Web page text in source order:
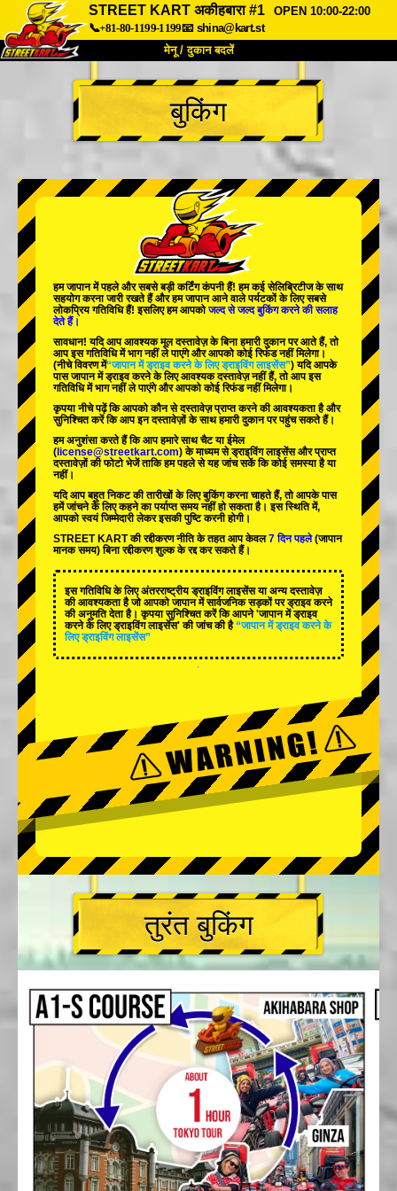
STREET KART अकीहबारा #1
OPEN 10:00-22:00
📞+81-80-1199-1199📧 shina@kart.st
मेनू / दुकान बदलें
TOP
हमारे बारे में विशेषताएँ कीमत
कंपनी बुकिंग
शाखा बदलें
टोक्यो अकीहबारा#2
टोक्यो शिबुया एनेक्स टोक्यो बे
टोक्यो असाकुसा
ओकिनावा
बुकिंग
हम जापान मेंपहलेऔरसबसे बड़ी कर्टिंग कंपनीहैं! हमकई सेलिब्रिटीजके साथ
सहयोग करना जारी रखते हैं और हम जापान आने वाले पर्यटकों के लिएसबसे
लोकप्रिय गतिविधिहैं! इसलिए हम आपकोजल्द से जल्द बुकिंग करने की सलाह
देते हैं।
सावधान! यदि आप आवश्यक मूल दस्तावेज़ के बिना हमारी दुकान पर आते हैं, तो
आप इस गतिविधि में भाग नहीं ले पाएंगे और आपको कोई रिफंड नहीं मिलेगा।
(नीचे विवरण में“जापान में ड्राइव करने के लिए ड्राइविंग लाइसेंस”) यदि आपके
पास जापान में ड्राइव करने के लिए आवश्यक दस्तावेज़ नहीं हैं, तो आप इस
गतिविधि में भाग नहीं ले पाएंगे और आपको कोई रिफंड नहीं मिलेगा।
कृपया नीचे पढ़ें कि आपको कौन से दस्तावेज़ प्राप्त करने की आवश्यकता है और
सुनिश्चित करें कि आप इन दस्तावेज़ों के साथ हमारी दुकान पर पहुंच सकते हैं।
हम अनुशंसा करते हैं कि आप हमारे साथ चैट या ईमेल
( license@streetkart.com) के माध्यम से ड्राइविंग लाइसेंस और प्राप्त
दस्तावेज़ों की फोटो भेजें ताकि हम पहले से यह जांच सकें कि कोई समस्या है या
नहीं।
यदि आप बहुत निकट की तारीखों के लिए बुकिंग करना चाहते हैं, तो आपके पास
हमें जांचने के लिए कहने का पर्याप्त समय नहीं हो सकता है। इस स्थिति में,
आपको स्वयं जिम्मेदारी लेकर इसकी पुष्टि करनी होगी।
STREET KART की रद्दीकरण नीति के तहत आप केवल7 दिन पहले(जापान
मानक समय) बिना रद्दीकरण शुल्क के रद्द कर सकते हैं।
इस गतिविधि के लिए अंतरराष्ट्रीय ड्राइविंग लाइसेंस या अन्य दस्तावेज़
की आवश्यकता है जो आपको जापान में सार्वजनिक सड़कों पर ड्राइव करने
की अनुमति देता है। कृपया सुनिश्चित करें कि आपने 'जापान में ड्राइव
करने के लिए ड्राइविंग लाइसेंस' की जांच की है “जापान में ड्राइव करने के
लिए ड्राइविंग लाइसेंस”
तुरंत बुकिंग